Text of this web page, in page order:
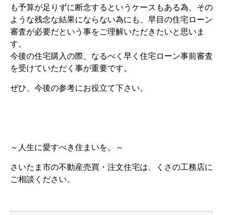
も予算が足りずに断念するというケースもある為、その
ような残念な結果にならない為にも、早目の住宅ローン
審査が必要だという事をご理解いただきたいと思いま
す。
今後の住宅購入の際、なるべく早く住宅ローン事前審査
を受けていただく事が重要です。
ぜひ、今後の参考にお役立て下さい。
～人生に愛すべき住まいを。～
さいたま市の不動産売買・注文住宅は、くさの工務店に
ご相談ください。